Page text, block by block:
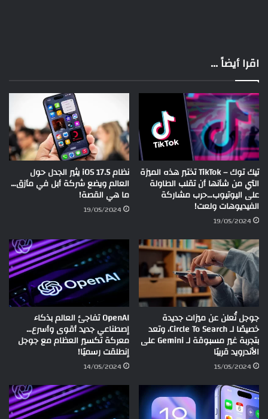
اقرا أيضاً ...
تيك توك – TikTok تختبر هذه الميزة
التي من شأنها أن تقلب الطاولة
على اليوتيوب…حرب مشاركة
الفيديوهات ولعت!
19/05/2024
نظام iOS 17.5 يثير الجدل حول
العالم ويضع شركة أبل في مأزق…
ما هي القصة!
19/05/2024
جوجل تُعلن عن ميزات جديدة
خصيصًا لـ Circle To Search، وتعد
بتجربة غير مسبوقة لـ Gemini على
الأندرويد قريبًا
15/05/2024
OpenAI تفاجئ العالم بذكاء
إصطناعي جديد أقوى وأسرع…
معركة تكسير العظام مع جوجل
إنطلقت رسميًا!
14/05/2024